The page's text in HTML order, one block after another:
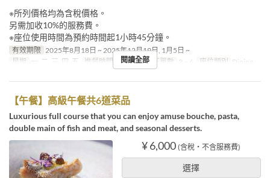
※所列價格均為含稅價格。
另需加收10%的服務費。
※座位使用時間為預約時間起1小時45分鐘。
有效期限 2025年8月18日 ~ 2025年12月19日, 1月5日 ~
星期
一, 二, 三, 四, 五 進餐時間 午餐 最大下單數 2 ~ 6 座位類別 Dining
閱讀全部
【午餐】高級午餐共6道菜品
Luxurious full course that you can enjoy amuse bouche, pasta,
double main of fish and meat, and seasonal desserts.
¥ 6,000 (含稅・不含服務費)
選擇